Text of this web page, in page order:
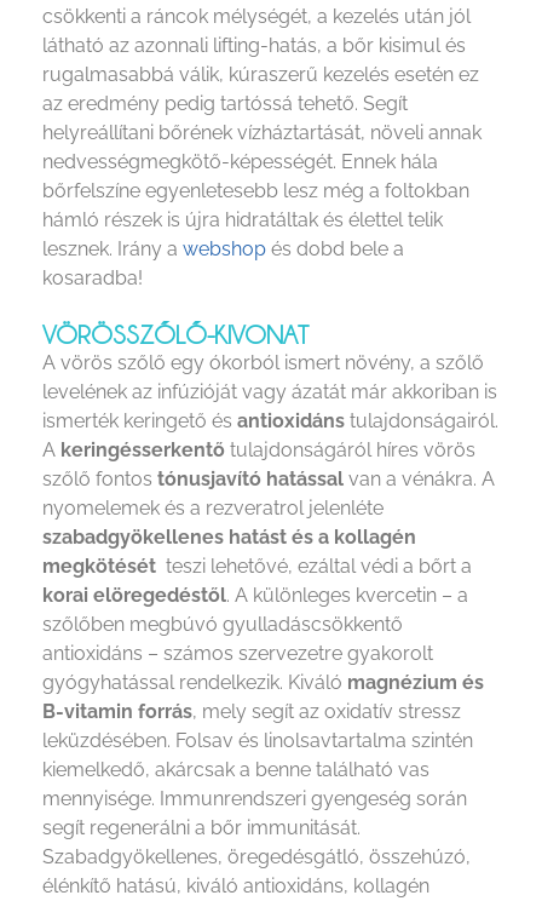
csökkenti a ráncok mélységét, a kezelés után jól
látható az azonnali lifting-hatás, a bőr kisimul és
rugalmasabbá válik, kúraszerű kezelés esetén ez
az eredmény pedig tartóssá tehető. Segít
helyreállítani bőrének vízháztartását, növeli annak
nedvességmegkötő-képességét. Ennek hála
bőrfelszíne egyenletesebb lesz még a foltokban
hámló részek is újra hidratáltak és élettel telik
lesznek. Irány a webshop és dobd bele a
kosaradba!
VÖRÖSSZŐLŐ-KIVONAT
A vörös szőlő egy ókorból ismert növény, a szőlő
levelének az infúzióját vagy ázatát már akkoriban is
ismerték keringető és antioxidáns tulajdonságairól.
A keringésserkentő tulajdonságáról híres vörös
szőlő fontos tónusjavító hatással van a vénákra. A
nyomelemek és a rezveratrol jelenléte
szabadgyökellenes hatást és a kollagén
megkötését teszi lehetővé, ezáltal védi a bőrt a
korai elöregedéstől. A különleges kvercetin – a
szőlőben megbúvó gyulladáscsökkentő
antioxidáns – számos szervezetre gyakorolt
gyógyhatással rendelkezik. Kiváló magnézium és
B-vitamin forrás, mely segít az oxidatív stressz
leküzdésében. Folsav és linolsavtartalma szintén
kiemelkedő, akárcsak a benne található vas
mennyisége. Immunrendszeri gyengeség során
segít regenerálni a bőr immunitását.
Szabadgyökellenes, öregedésgátló, összehúzó,
élénkítő hatású, kiváló antioxidáns, kollagén